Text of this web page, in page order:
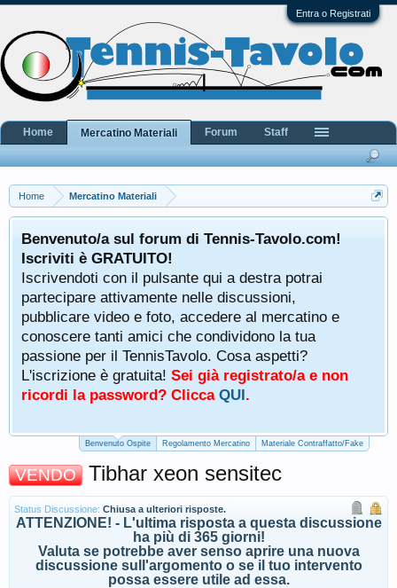
Entra o Registrati
Home Mercatino Materiali
Benvenuto/a sul forum di Tennis-Tavolo.com!
Iscriviti è GRATUITO!
Iscrivendoti con il pulsante qui a destra potrai
partecipare attivamente nelle discussioni,
pubblicare video e foto, accedere al mercatino e
conoscere tanti amici che condividono la tua
passione per il TennisTavolo. Cosa aspetti?
L'iscrizione è gratuita! Sei già registrato/a e non
ricordi la password? Clicca QUI.
Benvenuto Ospite Regolamento Mercatino Materiale Contraffatto/Fake
VENDO Tibhar xeon sensitec
Status Discussione: Chiusa a ulteriori risposte.
ATTENZIONE! - L'ultima risposta a questa discussione
ha più di 365 giorni!
Valuta se potrebbe aver senso aprire una nuova
discussione sull'argomento o se il tuo intervento
possa essere utile ad essa.
Home Mercatino Materiali Forum Staff